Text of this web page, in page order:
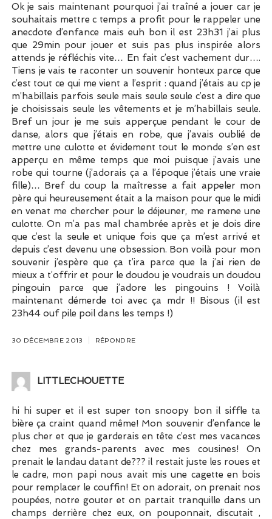
Ok je sais maintenant pourquoi j’ai traîné a jouer car je
souhaitais mettre c temps a profit pour le rappeler une
anecdote d’enfance mais euh bon il est 23h31 j’ai plus
que 29min pour jouer et suis pas plus inspirée alors
attends je réfléchis vite… En fait c’est vachement dur….
Tiens je vais te raconter un souvenir honteux parce que
c’est tout ce qui me vient a l’esprit : quand j’étais au cp je
m’habillais parfois seule mais seule seule c’est a dire que
je choisissais seule les vêtements et je m’habillais seule.
Bref un jour je me suis apperçue pendant le cour de
danse, alors que j’étais en robe, que j’avais oublié de
mettre une culotte et évidement tout le monde s’en est
apperçu en même temps que moi puisque j’avais une
robe qui tourne (j’adorais ça a l’époque j’étais une vraie
fille)… Bref du coup la maîtresse a fait appeler mon
père qui heureusement était a la maison pour que le midi
en venat me chercher pour le déjeuner, me ramene une
culotte. On m’a pas mal chambrée après et je dois dire
que c’est la seule et unique fois que ça m’est arrivé et
depuis c’est devenu une obsession. Bon voilà pour mon
souvenir j’espère que ça t’ira parce que la j’ai rien de
mieux a t’offrir et pour le doudou je voudrais un doudou
pingouin parce que j’adore les pingouins ! Voilà
maintenant démerde toi avec ça mdr !! Bisous (il est
23h44 ouf pile poil dans les temps !)
30 DÉCEMBRE 2013 RÉPONDRE
LITTLECHOUETTE
hi hi super et il est super ton snoopy bon il siffle ta
bière ça craint quand même! Mon souvenir d’enfance le
plus cher et que je garderais en tête c’est mes vacances
chez mes grands-parents avec mes cousines! On
prenait le landau datant de??? il restait juste les roues et
le cadre, mon papi nous avait mis une cagette en bois
pour remplacer le couffin! Et on adorait, on prenait nos
poupées, notre gouter et on partait tranquille dans un
champs derrière chez eux, on pouponnait, discutait ,